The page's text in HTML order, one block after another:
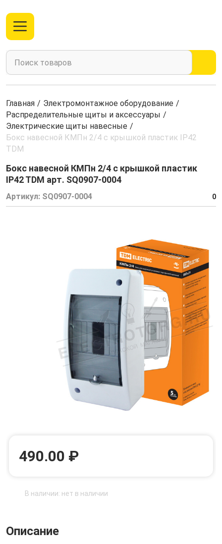
Главная / Электромонтажное оборудование /
Распределительные щиты и аксессуары /
Электрические щиты навесные /
Бокс навесной КМПн 2/4 с крышкой пластик IP42
TDM
Бокс навесной КМПн 2/4 с крышкой пластик
IP42 TDM арт. SQ0907-0004
Артикул: SQ0907-0004 0
490.00 ₽
В наличии: нет в наличии
Описание